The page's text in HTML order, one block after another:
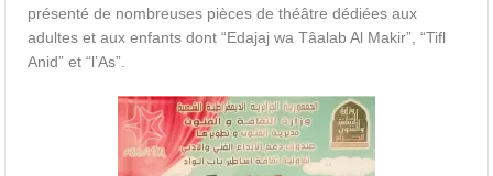
présenté de nombreuses pièces de théâtre dédiées aux
adultes et aux enfants dont “Edajaj wa Tâalab Al Makir”, “Tifl
Anid” et “l’As”.